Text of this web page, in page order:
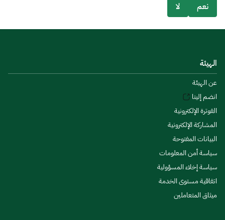
نعم
لا
الهيئة
عن الهيئة
انضم إلينا
الفوترة الإلكترونية
المشاركة الإلكترونية
البيانات المفتوحة
سياسة أمن المعلومات
سياسة إخلاء المسؤولية
اتفاقية مستوى الخدمة
ميثاق المتعاملين